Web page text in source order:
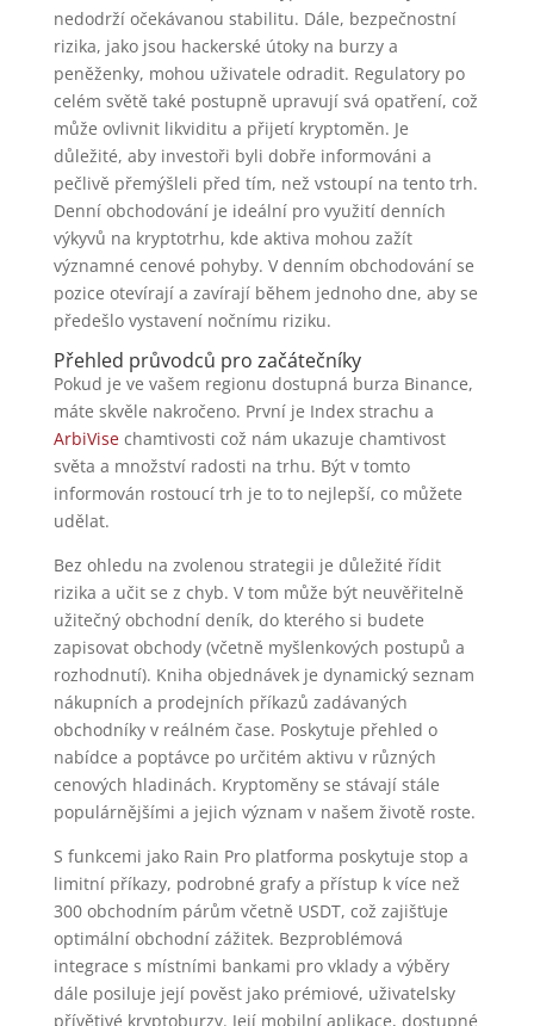
nedodrží očekávanou stabilitu. Dále, bezpečnostní
rizika, jako jsou hackerské útoky na burzy a
peněženky, mohou uživatele odradit. Regulatory po
celém světě také postupně upravují svá opatření, což
může ovlivnit likviditu a přijetí kryptoměn. Je
důležité, aby investoři byli dobře informováni a
pečlivě přemýšleli před tím, než vstoupí na tento trh.
Denní obchodování je ideální pro využití denních
výkyvů na kryptotrhu, kde aktiva mohou zažít
významné cenové pohyby. V denním obchodování se
pozice otevírají a zavírají během jednoho dne, aby se
předešlo vystavení nočnímu riziku.
Přehled průvodců pro začátečníky
Pokud je ve vašem regionu dostupná burza Binance,
máte skvěle nakročeno. První je Index strachu a
ArbiVisechamtivosti což nám ukazuje chamtivost
světa a množství radosti na trhu. Být v tomto
informován rostoucí trh je to to nejlepší, co můžete
udělat.
Bez ohledu na zvolenou strategii je důležité řídit
rizika a učit se z chyb. V tom může být neuvěřitelně
užitečný obchodní deník, do kterého si budete
zapisovat obchody (včetně myšlenkových postupů a
rozhodnutí). Kniha objednávek je dynamický seznam
nákupních a prodejních příkazů zadávaných
obchodníky v reálném čase. Poskytuje přehled o
nabídce a poptávce po určitém aktivu v různých
cenových hladinách. Kryptoměny se stávají stále
populárnějšími a jejich význam v našem životě roste.
S funkcemi jako Rain Pro platforma poskytuje stop a
limitní příkazy, podrobné grafy a přístup k více než
300 obchodním párům včetně USDT, což zajišťuje
optimální obchodní zážitek. Bezproblémová
integrace s místními bankami pro vklady a výběry
dále posiluje její pověst jako prémiové, uživatelsky
přívětivé kryptoburzy. Její mobilní aplikace, dostupné